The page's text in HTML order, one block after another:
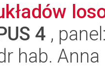
4 ,
hab.